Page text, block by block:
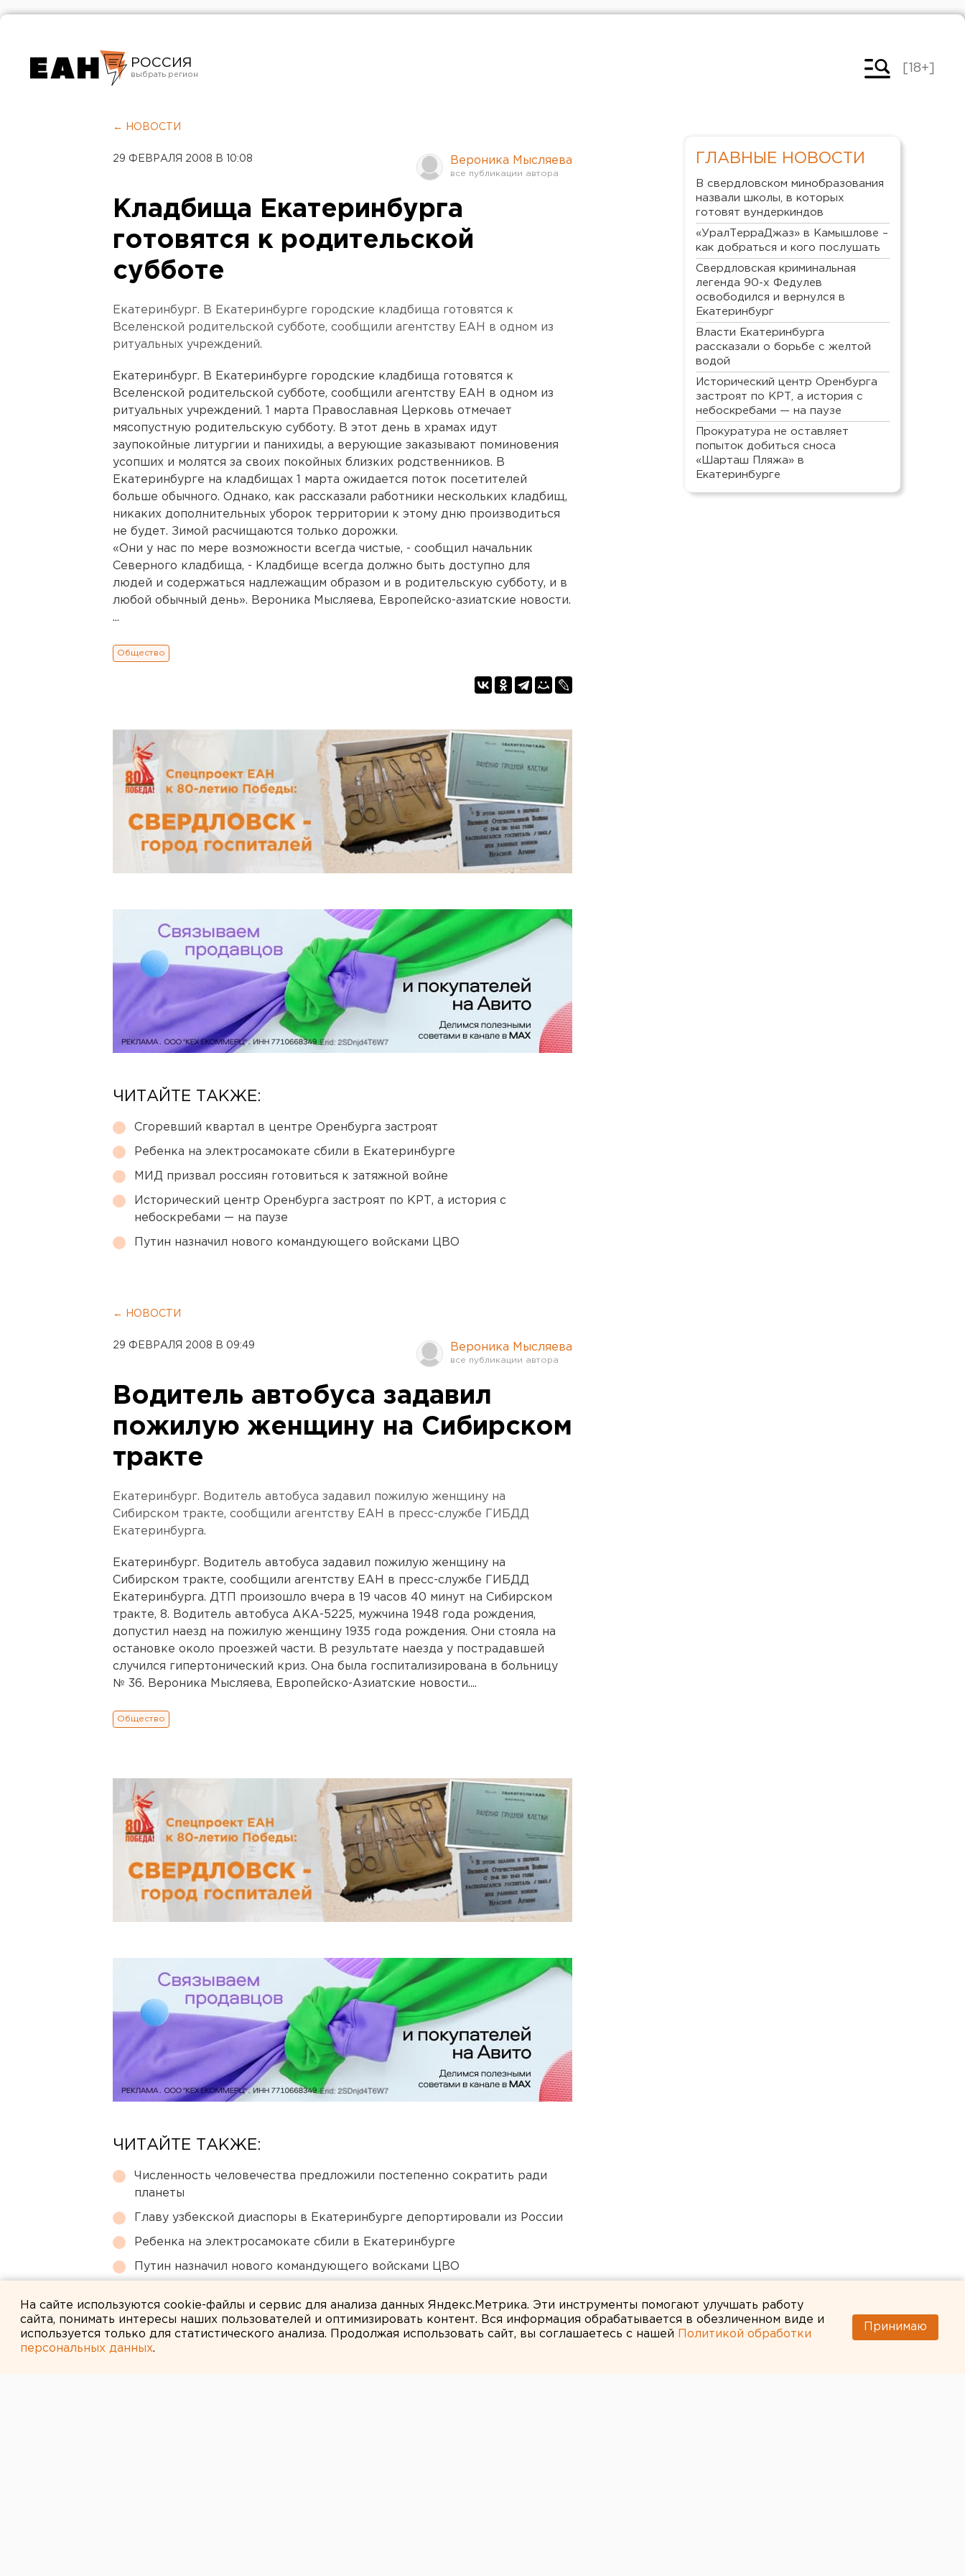
РОССИЯ
Челябинск
[18+]
← НОВОСТИ
29 ФЕВРАЛЯ 2008 В 10:08 Вероника Мысляева
Кладбища Екатеринбурга
готовятся к родительской
субботе
Екатеринбург. В Екатеринбурге городские кладбища готовятся к
Вселенской родительской субботе, сообщили агентству ЕАН в одном из
ритуальных учреждений.
Екатеринбург. В Екатеринбурге городские кладбища готовятся к
Вселенской родительской субботе, сообщили агентству ЕАН в одном из
ритуальных учреждений. 1 марта Православная Церковь отмечает
мясопустную родительскую субботу. В этот день в храмах идут
заупокойные литургии и панихиды, а верующие заказывают поминовения
усопших и молятся за своих покойных близких родственников. В
Екатеринбурге на кладбищах 1 марта ожидается поток посетителей
больше обычного. Однако, как рассказали работники нескольких кладбищ,
никаких дополнительных уборок территории к этому дню производиться
не будет. Зимой расчищаются только дорожки.
«Они у нас по мере возможности всегда чистые, - сообщил начальник
Северного кладбища, - Кладбище всегда должно быть доступно для
людей и содержаться надлежащим образом и в родительскую субботу, и в
любой обычный день». Вероника Мысляева, Европейско-азиатские новости.
...
Общество
ЧИТАЙТЕ ТАКЖЕ:
Сгоревший квартал в центре Оренбурга застроят
Ребенка на электросамокате сбили в Екатеринбурге
МИД призвал россиян готовиться к затяжной войне
Исторический центр Оренбурга застроят по КРТ, а история с
небоскребами — на паузе
Путин назначил нового командующего войсками ЦВО
← НОВОСТИ
29 ФЕВРАЛЯ 2008 В 09:49 Вероника Мысляева
Водитель автобуса задавил
пожилую женщину на Сибирском
тракте
Екатеринбург. Водитель автобуса задавил пожилую женщину на
Сибирском тракте, сообщили агентству ЕАН в пресс-службе ГИБДД
Екатеринбурга.
Екатеринбург. Водитель автобуса задавил пожилую женщину на
Сибирском тракте, сообщили агентству ЕАН в пресс-службе ГИБДД
Екатеринбурга. ДТП произошло вчера в 19 часов 40 минут на Сибирском
тракте, 8. Водитель автобуса АКА-5225, мужчина 1948 года рождения,
допустил наезд на пожилую женщину 1935 года рождения. Они стояла на
остановке около проезжей части. В результате наезда у пострадавшей
случился гипертонический криз. Она была госпитализирована в больницу
№ 36. Вероника Мысляева, Европейско-Азиатские новости....
Общество
ЧИТАЙТЕ ТАКЖЕ:
Численность человечества предложили постепенно сократить ради
планеты
Главу узбекской диаспоры в Екатеринбурге депортировали из России
Ребенка на электросамокате сбили в Екатеринбурге
Путин назначил нового командующего войсками ЦВО
ГЛАВНЫЕ НОВОСТИ
В свердловском минобразования
назвали школы, в которых
готовят вундеркиндов
«УралТерраДжаз» в Камышлове –
как добраться и кого послушать
Свердловская криминальная
легенда 90-х Федулев
освободился и вернулся в
Екатеринбург
Власти Екатеринбурга
рассказали о борьбе с желтой
водой
Исторический центр Оренбурга
застроят по КРТ, а история с
небоскребами — на паузе
Прокуратура не оставляет
попыток добиться сноса
«Шарташ Пляжа» в
Екатеринбурге
На сайте используются cookie-файлы и сервис для анализа данных Яндекс.Метрика. Эти инструменты помогают улучшать работу
сайта, понимать интересы наших пользователей и оптимизировать контент. Вся информация обрабатывается в обезличенном виде и
используется только для статистического анализа. Продолжая использовать сайт, вы соглашаетесь с нашей
Политикой обработки
персональных данных.
Принимаю